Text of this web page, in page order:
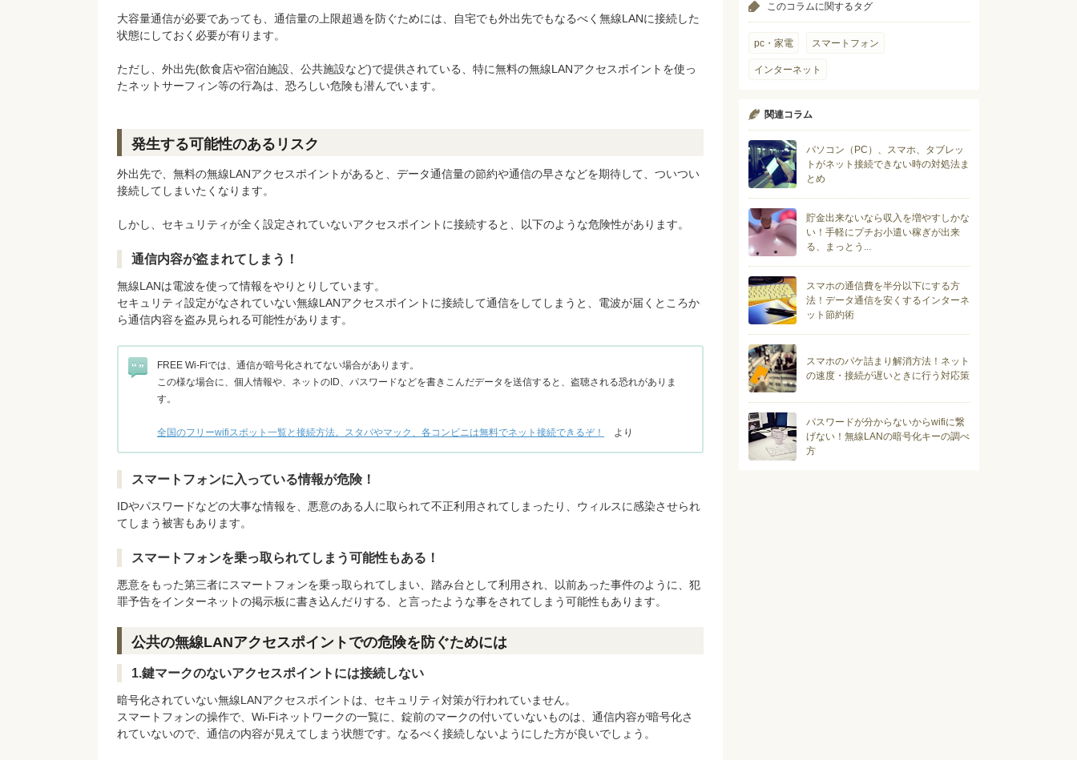
大容量通信が必要であっても、通信量の上限超過を防ぐためには、自宅でも外出先でもなるべく無線LANに接続した
状態にしておく必要が有ります。
ただし、外出先(飲食店や宿泊施設、公共施設など)で提供されている、特に無料の無線LANアクセスポイントを使っ
たネットサーフィン等の行為は、恐ろしい危険も潜んでいます。
発生する可能性のあるリスク
外出先で、無料の無線LANアクセスポイントがあると、データ通信量の節約や通信の早さなどを期待して、ついつい
接続してしまいたくなります。
しかし、セキュリティが全く設定されていないアクセスポイントに接続すると、以下のような危険性があります。
通信内容が盗まれてしまう！
無線LANは電波を使って情報をやりとりしています。
セキュリティ設定がなされていない無線LANアクセスポイントに接続して通信をしてしまうと、電波が届くところか
ら通信内容を盗み見られる可能性があります。
FREE Wi-Fiでは、通信が暗号化されてない場合があります。
この様な場合に、個人情報や、ネットのID、パスワードなどを書きこんだデータを送信すると、盗聴される恐れがありま
す。
全国のフリーwifiスポット一覧と接続方法。スタバやマック、各コンビニは無料でネット接続できるぞ！ より
スマートフォンに入っている情報が危険！
IDやパスワードなどの大事な情報を、悪意のある人に取られて不正利用されてしまったり、ウィルスに感染させられ
てしまう被害もあります。
スマートフォンを乗っ取られてしまう可能性もある！
悪意をもった第三者にスマートフォンを乗っ取られてしまい、踏み台として利用され、以前あった事件のように、犯
罪予告をインターネットの掲示板に書き込んだりする、と言ったような事をされてしまう可能性もあります。
公共の無線LANアクセスポイントでの危険を防ぐためには
1.鍵マークのないアクセスポイントには接続しない
暗号化されていない無線LANアクセスポイントは、セキュリティ対策が行われていません。
スマートフォンの操作で、Wi-Fiネットワークの一覧に、錠前のマークの付いていないものは、通信内容が暗号化さ
れていないので、通信の内容が見えてしまう状態です。なるべく接続しないようにした方が良いでしょう。
このコラムに関するタグ
pc・家電 スマートフォン
インターネット
関連コラム
パソコン（PC）、スマホ、タブレッ
トがネット接続できない時の対処法ま
とめ
貯金出来ないなら収入を増やすしかな
い！手軽にプチお小遣い稼ぎが出来
る、まっとう...
スマホの通信費を半分以下にする方
法！データ通信を安くするインターネ
ット節約術
スマホのパケ詰まり解消方法！ネット
の速度・接続が遅いときに行う対応策
パスワードが分からないからwifiに繋
げない！無線LANの暗号化キーの調べ
方